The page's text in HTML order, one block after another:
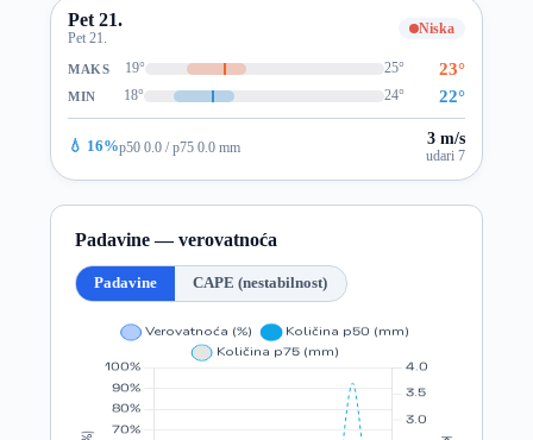
Pet 21.
Pet 21.
Niska
MAKS 19° 25° 23°
MIN 18° 24° 22°
💧 16%p50 0.0 / p75 0.0 mm 3 m/s
udari 7
Padavine — verovatnoća
Padavine CAPE (nestabilnost)